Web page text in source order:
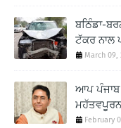
ਬਠਿੰਡਾ-
ਟੱਕਰ ਨਾਲ
March 09,
ਆਪ ਪੰਜਾਬ
February